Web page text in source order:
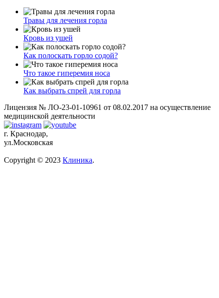
Травы для лечения горла
Кровь из ушей
Как полоскать горло содой?
Что такое гиперемия носа
Как выбрать спрей для горла
Лицензия № ЛО-23-01-10961 от 08.02.2017 на осуществление
медицинской деятельности
г. Краснодар,
ул.Московская
Copyright © 2023 Клиника.